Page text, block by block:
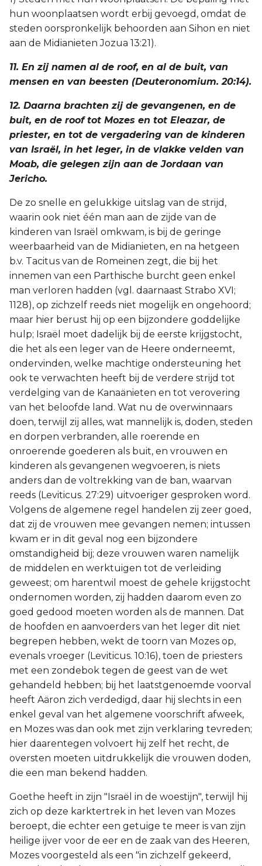
hun woonplaatsen wordt erbij gevoegd, omdat de
steden oorspronkelijk behoorden aan Sihon en niet
aan de Midianieten Jozua 13:21).
11. En zij namen al de roof, en al de buit, van
mensen en van beesten (Deuteronomium. 20:14).
12. Daarna brachten zij de gevangenen, en de
buit, en de roof tot Mozes en tot Eleazar, de
priester, en tot de vergadering van de kinderen
van Israël, in het leger, in de vlakke velden van
Moab, die gelegen zijn aan de Jordaan van
Jericho.
De zo snelle en gelukkige uitslag van de strijd,
waarin ook niet één man aan de zijde van de
kinderen van Israël omkwam, is bij de geringe
weerbaarheid van de Midianieten, en na hetgeen
b.v. Tacitus van de Romeinen zegt, die bij het
innemen van een Parthische burcht geen enkel
man verloren hadden (vgl. daarnaast Strabo XVI;
1128), op zichzelf reeds niet mogelijk en ongehoord;
maar hier berust hij op een bijzondere goddelijke
hulp; Israël moet dadelijk bij de eerste krijgstocht,
die het als een leger van de Heere onderneemt,
ondervinden, welke machtige ondersteuning het
ook te verwachten heeft bij de verdere strijd tot
verdelging van de Kanaänieten en tot verovering
van het beloofde land. Wat nu de overwinnaars
doen, terwijl zij alles, wat mannelijk is, doden, steden
en dorpen verbranden, alle roerende en
onroerende goederen als buit, en vrouwen en
kinderen als gevangenen wegvoeren, is niets
anders dan de voltrekking van de ban, waarvan
reeds (Leviticus. 27:29) uitvoeriger gesproken word.
Volgens de algemene regel handelen zij zeer goed,
dat zij de vrouwen mee gevangen nemen; intussen
kwam er in dit geval nog een bijzondere
omstandigheid bij; deze vrouwen waren namelijk
de middelen en werktuigen tot de verleiding
geweest; om harentwil moest de gehele krijgstocht
ondernomen worden, zij hadden daarom even zo
goed gedood moeten worden als de mannen. Dat
de hoofden en aanvoerders van het leger dit niet
begrepen hebben, wekt de toorn van Mozes op,
evenals vroeger (Leviticus. 10:16), toen de priesters
met een zondebok tegen de geest van de wet
gehandeld hebben; bij het laatstgenoemde voorval
heeft Aäron zich verdedigd, daar hij slechts in een
enkel geval van het algemene voorschrift afweek,
en Mozes was dan ook met zijn verklaring tevreden;
hier daarentegen volvoert hij zelf het recht, de
oversten moeten uitdrukkelijk die vrouwen doden,
die een man bekend hadden.
Goethe heeft in zijn "Israël in de woestijn", terwijl hij
zich op deze karktertrek in het leven van Mozes
beroept, die echter een getuige te meer is van zijn
heilige ijver voor de eer en de zaak van des Heeren,
Mozes voorgesteld als een "in zichzelf gekeerd,